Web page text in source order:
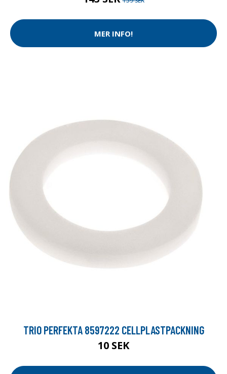
MER INFO!
TRIO PERFEKTA 8597222 CELLPLASTPACKNING
10 SEK